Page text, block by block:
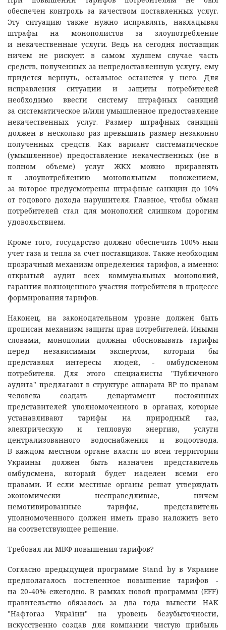
обеспечен контроль за качеством поставленных услуг.
Эту ситуацию также нужно исправлять, накладывая
штрафы на монополистов за злоупотребление
и некачественные услуги. Ведь на сегодня поставщик
ничем не рискует: в самом худшем случае часть
средств, полученных за непредоставленную услугу, ему
придется вернуть, остальное останется у него. Для
исправления ситуации и защиты потребителей
необходимо ввести систему штрафных санкций
за систематическое и/или умышленное предоставление
некачественных услуг. Размер штрафных санкций
должен в несколько раз превышать размер незаконно
полученных средств. Как вариант систематическое
(умышленное) предоставление некачественных (не в
полном объеме) услуг ЖКХ можно приравнять
к злоупотреблению монопольным положением,
за которое предусмотрены штрафные санкции до 10%
от годового дохода нарушителя. Главное, чтобы обман
потребителей стал для монополий слишком дорогим
удовольствием.
Кроме того, государство должно обеспечить 100%-ный
учет газа и тепла за счет поставщиков. Также необходим
прозрачный механизм определения тарифов, а именно:
открытый аудит всех коммунальных монополий,
гарантия полноценного участия потребителя в процессе
формирования тарифов.
Наконец, на законодательном уровне должен быть
прописан механизм защиты прав потребителей. Иными
словами, монополии должны обосновывать тарифы
перед независимым экспертом, который бы
представлял интересы людей, - омбудсменом
потребителя. Для этого специалисты "Публичного
аудита" предлагают в структуре аппарата ВР по правам
человека создать департамент постоянных
представителей уполномоченного в органах, которые
устанавливают тарифы на природный газ,
электрическую и тепловую энергию, услуги
централизованного водоснабжения и водоотвода.
В каждом местном органе власти по всей территории
Украины должен быть назначен представитель
омбудсмена, который будет наделен всеми его
правами. И если местные органы решат утверждать
экономически несправедливые, ничем
немотивированные тарифы, представитель
уполномоченного должен иметь право наложить вето
на соответствующее решение.
Требовал ли МВФ повышения тарифов?
Согласно предыдущей программе Stand by в Украине
предполагалось постепенное повышение тарифов -
на 20-40% ежегодно. В рамках новой программы (EFF)
правительство обязалось за два года вывести НАК
"Нафтогаз України" на уровень безубыточности,
искусственно создав для компании чистую прибыль